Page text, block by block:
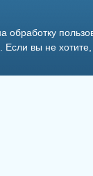
. Если вы не